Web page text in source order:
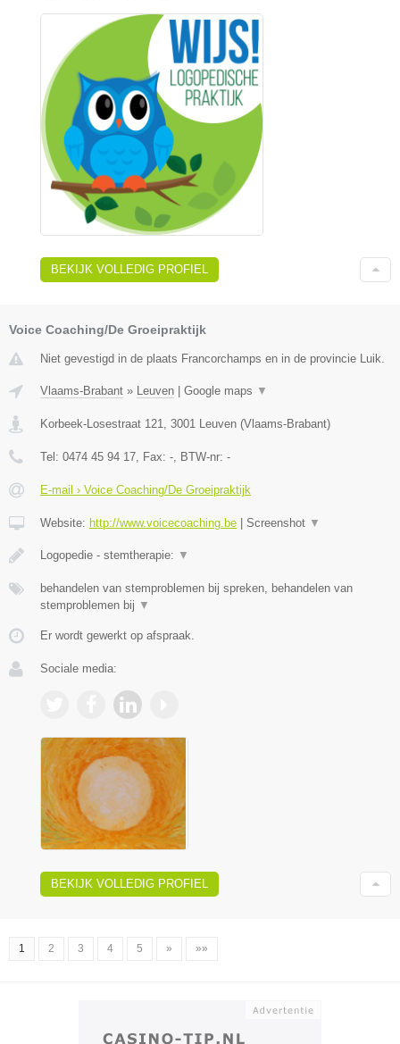
BEKIJK VOLLEDIG PROFIEL
Voice Coaching/De Groeipraktijk
Niet gevestigd in de plaats Francorchamps en in de provincie Luik.
Vlaams-Brabant » Leuven Google maps ▼
Korbeek-Losestraat 121, 3001 Leuven (Vlaams-Brabant)
Tel: 0474 45 94 17, Fax: -, BTW-nr: -
E-mail › Voice Coaching/De Groeipraktijk
Website: http://www.voicecoaching.be Screenshot ▼
Logopedie - stemtherapie: ▼
behandelen van stemproblemen bij spreken, behandelen van
stemproblemen bij ▼
Er wordt gewerkt op afspraak.
Sociale media:
BEKIJK VOLLEDIG PROFIEL
1 2 3 4 5 » »»